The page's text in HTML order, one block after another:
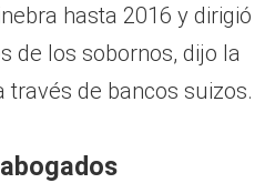
hasta 2016 y dirigió
de los sobornos, dijo la
través de bancos suizos.